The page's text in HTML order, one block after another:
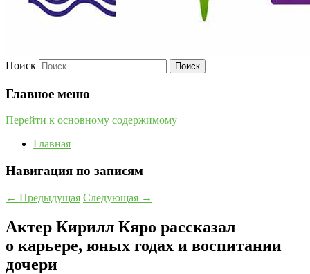
Поиск
Главное меню
Перейти к основному содержимому
Главная
Навигация по записям
← Предыдущая Следующая →
Актер Кирилл Кяро рассказал
о карьере, юных годах и воспитании
дочери